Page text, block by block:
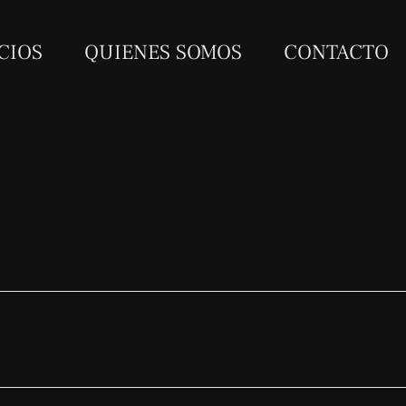
QUIENES SOMOS CONTACTO